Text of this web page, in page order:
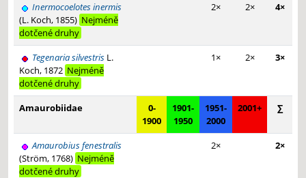
Inermocoelotes inermis
(L. Koch, 1855) Nejméně
dotčené druhy
2× 2× 4×
Tegenaria silvestris L.
Koch, 1872 Nejméně
dotčené druhy
1× 2× 3×
Amaurobiidae
0-
1900
1901-
1950
1951-
2000
2001+ ∑
Amaurobius fenestralis
(Ström, 1768) Nejméně
dotčené druhy
2× 2×